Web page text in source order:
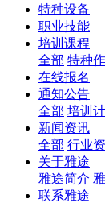
特种设备
职业技能
培训课程
全部 特种
在线报名
通知公告
全部 培训
新闻资讯
全部 行业
关于雅途
雅途简介
联系雅途